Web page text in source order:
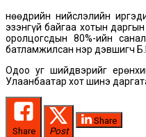
Өнөөдрийн нийслэлийн
эзэнгүй байгаа хотын
оролцогсдын 80%-ийн
батламжилсан нэр дэвшигч
Одоо уг шийдвэрийг
Улаанбаатар хот шинэ
Share Post
Share